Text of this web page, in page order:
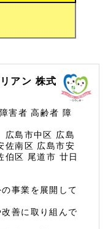
アン 株式
障害者高齢者 障
広島市中区 広島
佐南区 広島市安
伯区 尾道市 廿日
事業を展開して
善に取り組んで